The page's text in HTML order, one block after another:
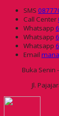
SMS
Call Center
Whatsapp
Whatsapp
Whatsapp
Email
Buka Senin
Jl.